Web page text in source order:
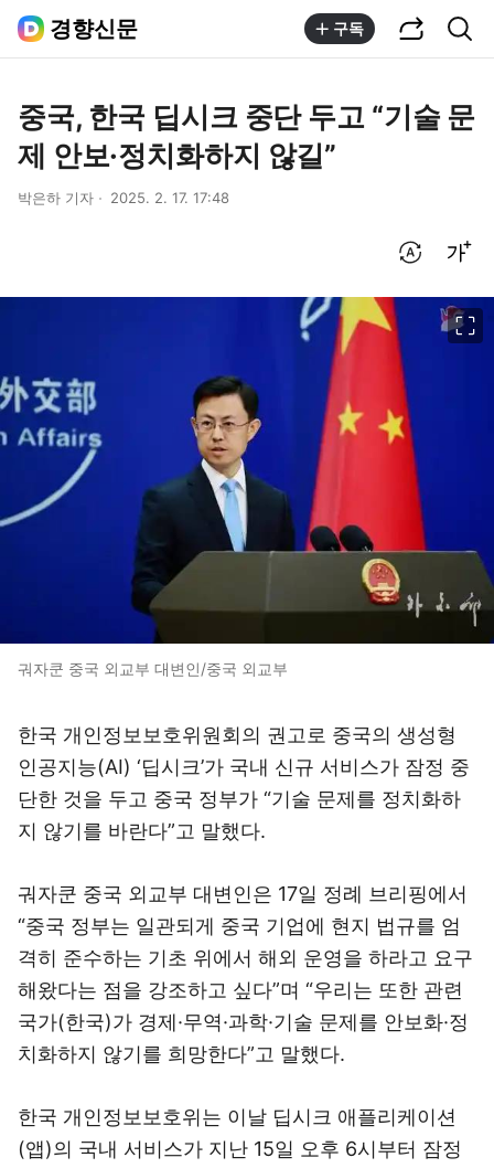
경향신문 구독
중국, 한국 딥시크 중단 두고 “기술 문
제 안보·정치화하지 않길”
박은하 기자 2025. 2. 17. 17:48
궈자쿤 중국 외교부 대변인/중국 외교부
한국 개인정보보호위원회의 권고로 중국의 생성형
인공지능(AI) ‘딥시크’가 국내 신규 서비스가 잠정 중
단한 것을 두고 중국 정부가 “기술 문제를 정치화하
지 않기를 바란다”고 말했다.
궈자쿤 중국 외교부 대변인은 17일 정례 브리핑에서
“중국 정부는 일관되게 중국 기업에 현지 법규를 엄
격히 준수하는 기초 위에서 해외 운영을 하라고 요구
해왔다는 점을 강조하고 싶다”며 “우리는 또한 관련
국가(한국)가 경제·무역·과학·기술 문제를 안보화·정
치화하지 않기를 희망한다”고 말했다.
한국 개인정보보호위는 이날 딥시크 애플리케이션
(앱)의 국내 서비스가 지난 15일 오후 6시부터 잠정